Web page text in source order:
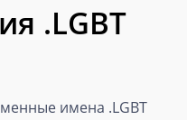
.LGBT
имена .LGBT